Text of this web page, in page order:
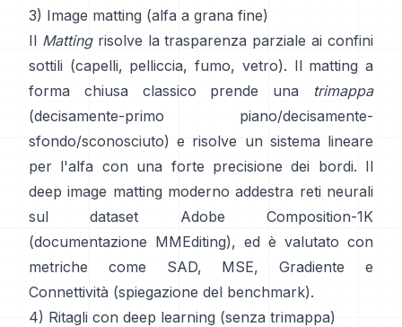
3) Image matting (alfa a grana fine)
Il Mattingrisolve la trasparenza parziale ai confini
sottili (capelli, pelliccia, fumo, vetro). Il matting a
forma chiusa
classico prende una trimappa
(decisamente-primo piano/decisamente-
sfondo/sconosciuto) e risolve un sistema lineare
per l'alfa con una forte precisione dei bordi. Il
deep image matting moderno addestra reti neurali
sul dataset Adobe Composition-1K
(documentazione MMEditing), ed è valutato con
metriche come
SAD, MSE, Gradiente e
Connettività (spiegazione del benchmark).
4) Ritagli con deep learning (senza trimappa)